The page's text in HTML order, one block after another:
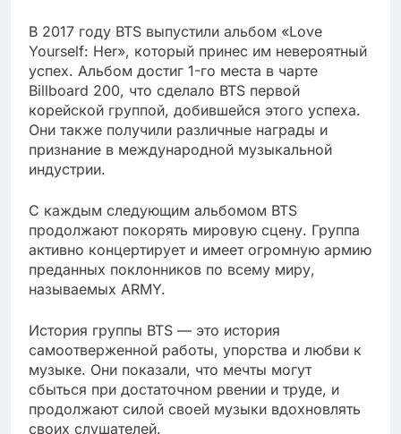
В 2017 году BTS выпустили альбом «Love
Yourself: Her», который принес им невероятный
успех. Альбом достиг 1-го места в чарте
Billboard 200, что сделало BTS первой
корейской группой, добившейся этого успеха.
Они также получили различные награды и
признание в международной музыкальной
индустрии.
С каждым следующим альбомом BTS
продолжают покорять мировую сцену. Группа
активно концертирует и имеет огромную армию
преданных поклонников по всему миру,
называемых ARMY.
История группы BTS — это история
самоотверженной работы, упорства и любви к
музыке. Они показали, что мечты могут
сбыться при достаточном рвении и труде, и
продолжают силой своей музыки вдохновлять
своих слушателей.